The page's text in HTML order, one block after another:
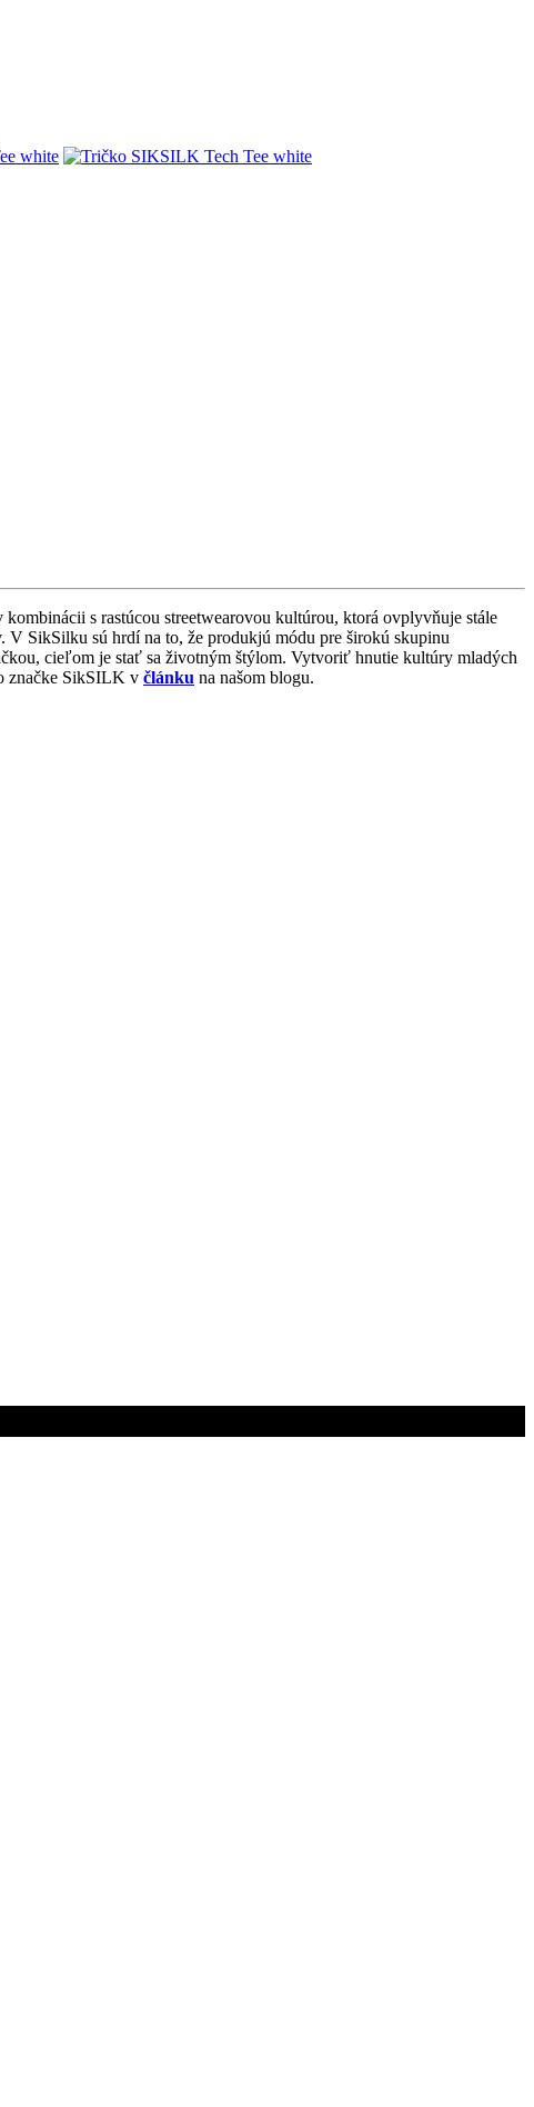
s rastúcou streetwearovou kultúrou, ktorá ovplyvňuje stále
SikSilku sú hrdí na to, že produkjú módu pre širokú skupinu
cieľom je stať sa životným štýlom. Vytvoriť hnutie kultúry mladých
značke SikSILK v článku na našom blogu.